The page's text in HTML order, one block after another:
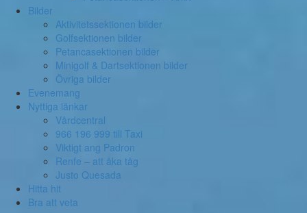
Bilder
Aktivitetssektionen bilder
Golfsektionen bilder
Petancasektionen bilder
Minigolf & Dartsektionen bilder
Övriga bilder
Evenemang
Nyttiga länkar
Vårdcentral
966 196 999 till Taxi
Viktigt ang Padron
Renfe – att åka tåg
Justo Quesada
Hitta hit
Bra att veta